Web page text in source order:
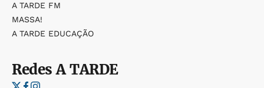
A TARDE FM
MASSA!
A TARDE EDUCAÇÃO
RedesA TARDE